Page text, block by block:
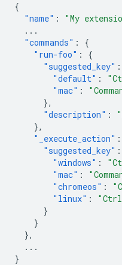
{
"name" : "My
...
"commands" :
{
"run-foo" :
{
"suggested_key" :
"default" :
"mac" :
},
"description" :
},
"_execute_action" :
"suggested_key" :
"windows" :
"mac" :
"chromeos" :
"linux" :
}
}
},
...
}